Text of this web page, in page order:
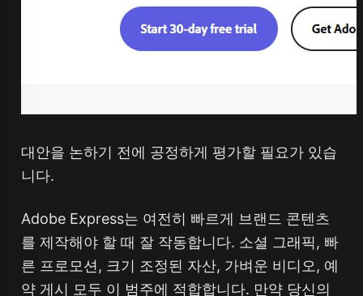
대안을 논하기 전에 공정하게 평가할 필요가 있습
니다.
Adobe Express는 여전히 빠르게 브랜드 콘텐츠
를 제작해야 할 때 잘 작동합니다. 소셜 그래픽, 빠
른 프로모션, 크기 조정된 자산, 가벼운 비디오, 예
약 게시 모두 이 범주에 적합합니다. 만약 당신의